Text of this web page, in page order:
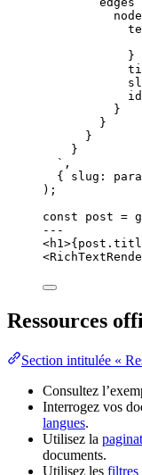
}
id
}
}
}
}
` ,
{ slug:
);
const post =
---
<h1>{ post .
<
Ressources
Section intitulée «
Consultez
Interrogez vos
langues.
Utilisez la
documents.
Utilisez les filtres